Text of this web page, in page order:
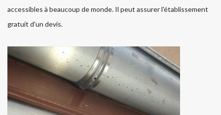
accessibles à beaucoup de monde. Il peut assurer l'établissement
gratuit d'un devis.